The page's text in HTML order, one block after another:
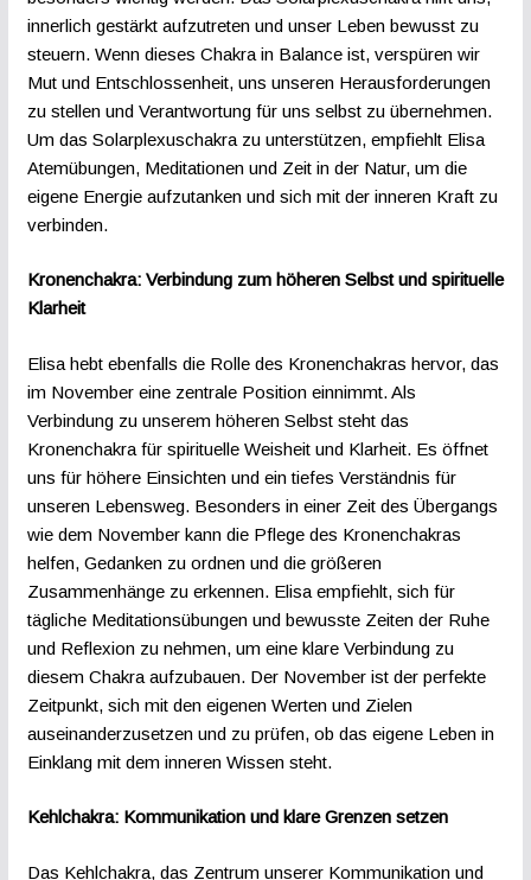
innerlich gestärkt aufzutreten und unser Leben bewusst zu
steuern. Wenn dieses Chakra in Balance ist, verspüren wir
Mut und Entschlossenheit, uns unseren Herausforderungen
zu stellen und Verantwortung für uns selbst zu übernehmen.
Um das Solarplexuschakra zu unterstützen, empfiehlt Elisa
Atemübungen, Meditationen und Zeit in der Natur, um die
eigene Energie aufzutanken und sich mit der inneren Kraft zu
verbinden.
Kronenchakra: Verbindung zum höheren Selbst und spirituelle
Klarheit
Elisa hebt ebenfalls die Rolle des Kronenchakras hervor, das
im November eine zentrale Position einnimmt. Als
Verbindung zu unserem höheren Selbst steht das
Kronenchakra für spirituelle Weisheit und Klarheit. Es öffnet
uns für höhere Einsichten und ein tiefes Verständnis für
unseren Lebensweg. Besonders in einer Zeit des Übergangs
wie dem November kann die Pflege des Kronenchakras
helfen, Gedanken zu ordnen und die größeren
Zusammenhänge zu erkennen. Elisa empfiehlt, sich für
tägliche Meditationsübungen und bewusste Zeiten der Ruhe
und Reflexion zu nehmen, um eine klare Verbindung zu
diesem Chakra aufzubauen. Der November ist der perfekte
Zeitpunkt, sich mit den eigenen Werten und Zielen
auseinanderzusetzen und zu prüfen, ob das eigene Leben in
Einklang mit dem inneren Wissen steht.
Kehlchakra: Kommunikation und klare Grenzen setzen
Das Kehlchakra, das Zentrum unserer Kommunikation und